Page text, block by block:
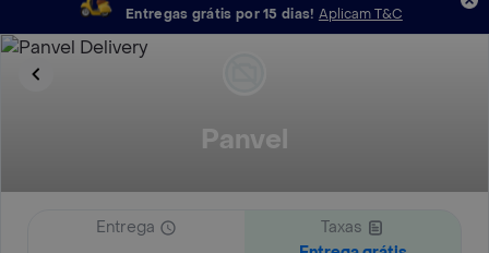
Entregas grátis por 15 dias! Aplicam T&C
Panvel
Entrega
Taxas